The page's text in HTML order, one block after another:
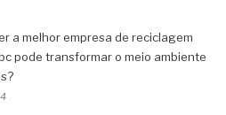
a melhor empresa de reciclagem
pode transformar o meio ambiente